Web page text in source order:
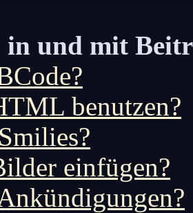
in und mit
benutzen?
einfügen?